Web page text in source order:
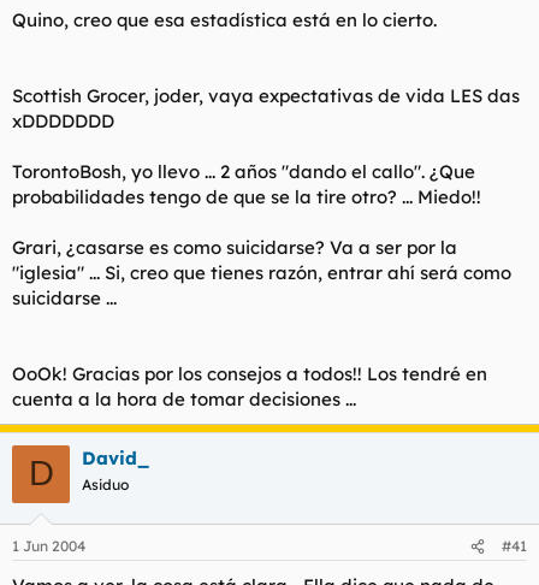
Quino, creo que esa estadística está en lo cierto.
Scottish Grocer, joder, vaya expectativas de vida LES das
xDDDDDDD
TorontoBosh, yo llevo ... 2 años "dando el callo". ¿Que
probabilidades tengo de que se la tire otro? ... Miedo!!
Grari, ¿casarse es como suicidarse? Va a ser por la
"iglesia" ... Si, creo que tienes razón, entrar ahí será como
suicidarse ...
OoOk! Gracias por los consejos a todos!! Los tendré en
cuenta a la hora de tomar decisiones ...
D David_
Asiduo
1 Jun 2004 #41